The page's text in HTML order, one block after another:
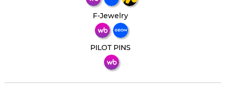
F-Jewelry
PILOT PINS